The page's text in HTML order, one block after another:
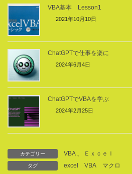
VBA基本 Lesson1
2021年10月10日
ChatGPTで仕事を楽に
2024年6月4日
ChatGPTでVBAを学ぶ
2024年2月25日
カテゴリー VBA Ｅｘｃｅｌ
タグ excel VBA マクロ